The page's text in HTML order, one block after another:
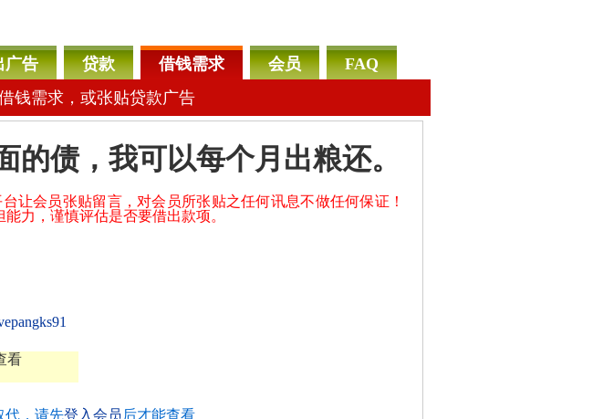
广告 贷款 借钱需求 会员
FAQ
钱需求，或张贴贷款广告
的债，我可以每个月出粮还。
让会员张贴留言，对会员所张贴之任何讯息不做任何保证！
力，谨慎评估是否要借出款项。
看
代，请先登入会员后才能查看